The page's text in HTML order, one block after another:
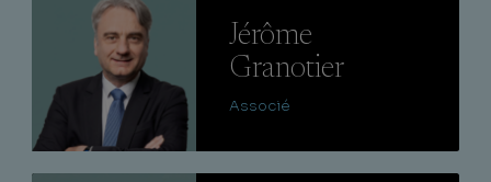
Jérôme
Granotier
Associé